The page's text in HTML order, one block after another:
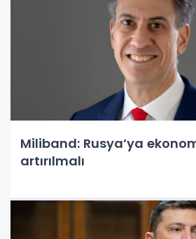
Miliband: Rusya’ya
artırılmalı